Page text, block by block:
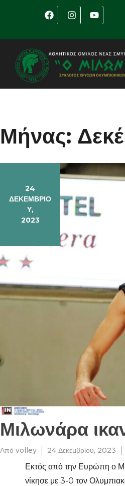
Μήνας:
24
ΔΕΚΕΜΒΡΊΟ
Υ,
2023
Μιλωνάρα
Από volley 24 Δεκεμβρίου, 2023
Εκτός από την Ευρώπη ο
νίκησε με 3-0 τον